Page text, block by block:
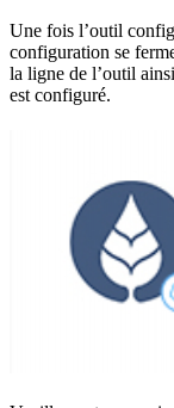
Une fois l’outil
configuration se
la ligne de l’outil
est configuré.